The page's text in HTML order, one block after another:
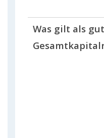
Was gilt als